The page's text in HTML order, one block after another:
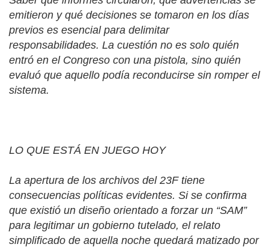
emitieron y qué decisiones se tomaron en los días
previos es esencial para delimitar
responsabilidades. La cuestión no es solo quién
entró en el Congreso con una pistola, sino quién
evaluó que aquello podía reconducirse sin romper el
sistema.
LO QUE ESTÁ EN JUEGO HOY
La apertura de los archivos del 23F tiene
consecuencias políticas evidentes. Si se confirma
que existió un diseño orientado a forzar un “SAM”
para legitimar un gobierno tutelado, el relato
simplificado de aquella noche quedará matizado por